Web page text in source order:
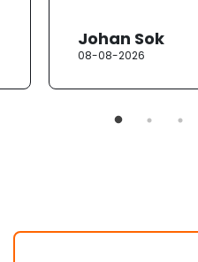
Johan Sok
08-08-2026